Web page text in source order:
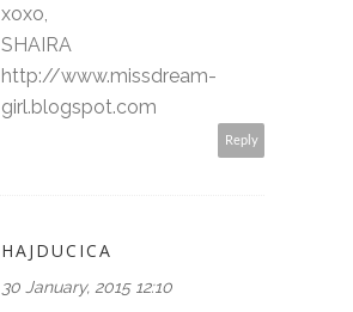
xoxo,
SHAIRA
http://www.missdream-
girl.blogspot.com
Reply
HAJDUCICA
30 January, 2015 12:10